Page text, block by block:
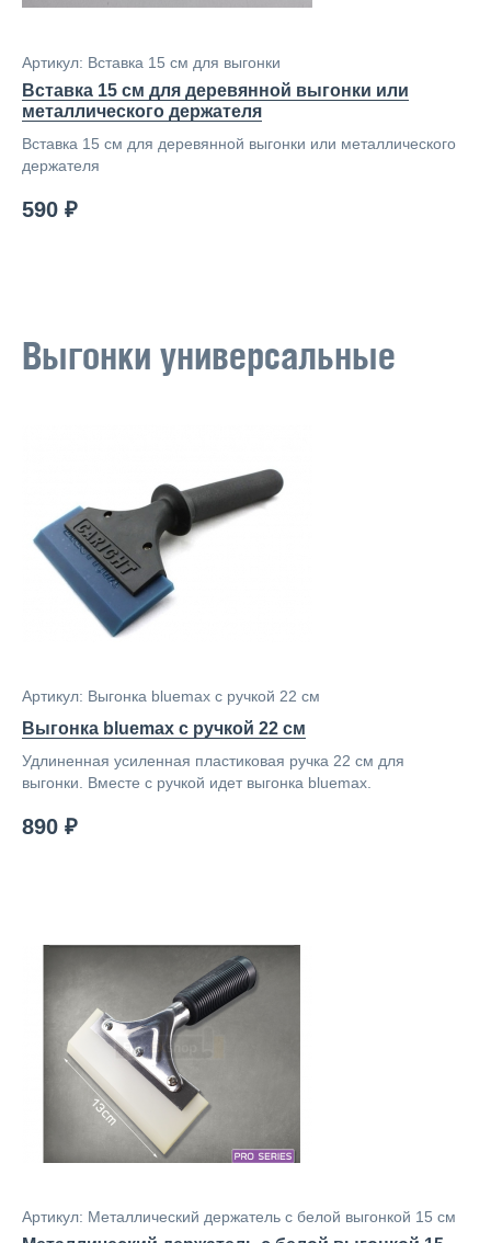
Артикул: Вставка 15 см для выгонки
Вставка 15 см для деревянной выгонки или
металлического держателя
Вставка 15 см для деревянной выгонки или металлического
держателя
590 ₽
Выгонки универсальные
Артикул: Выгонка bluemax с ручкой 22 см
Выгонка bluemax с ручкой 22 см
Удлиненная усиленная пластиковая ручка 22 см для
выгонки. Вместе с ручкой идет выгонка bluemax.
890 ₽
Артикул: Металлический держатель с белой выгонкой 15 см